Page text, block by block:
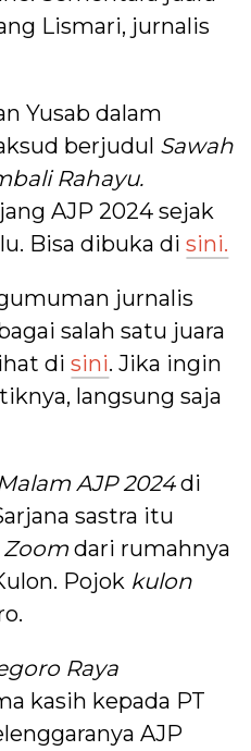
Lismari, jurnalis
Yusab dalam
berjudul Sawah
Rahayu.
AJP 2024 sejak
Bisa dibuka disini.
jurnalis
salah satu juara
disini. Jika ingin
langsung saja
AJP 2024di
sastra itu
Zoom dari rumahnya
Pojok kulon
Raya
kasih kepada PT
AJP